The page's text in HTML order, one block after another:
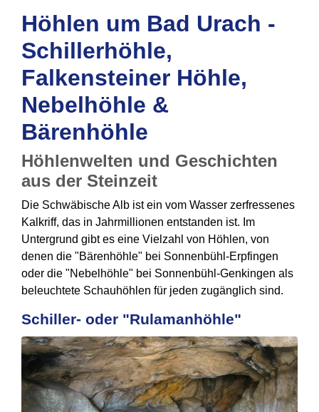
Höhlen um Bad Urach -
Schillerhöhle,
Falkensteiner Höhle,
Nebelhöhle &
Bärenhöhle
Höhlenwelten und Geschichten
aus der Steinzeit
Die Schwäbische Alb ist ein vom Wasser zerfressenes
Kalkriff, das in Jahrmillionen entstanden ist. Im
Untergrund gibt es eine Vielzahl von Höhlen, von
denen die "Bärenhöhle" bei Sonnenbühl-Erpfingen
oder die "Nebelhöhle" bei Sonnenbühl-Genkingen als
beleuchtete Schauhöhlen für jeden zugänglich sind.
Schiller- oder "Rulamanhöhle"